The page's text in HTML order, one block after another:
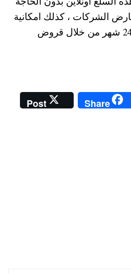
الشركات ، كذلك امكانية
الشراء بالتقسيط على 24 شهر من خلال قروض
Share
Post